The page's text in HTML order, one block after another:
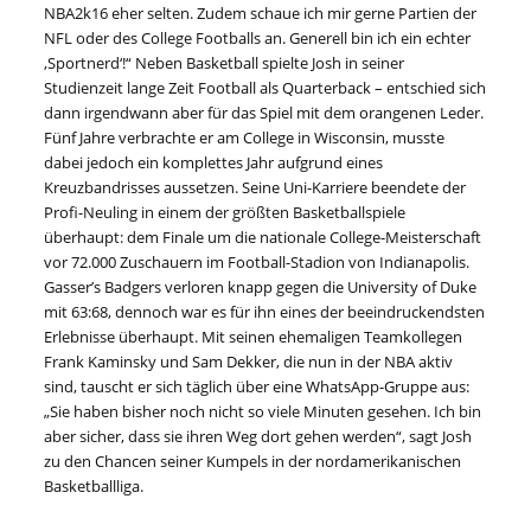
NBA2k16 eher selten. Zudem schaue ich mir gerne Partien der
NFL oder des College Footballs an. Generell bin ich ein echter
,Sportnerd‘!“ Neben Basketball spielte Josh in seiner
Studienzeit lange Zeit Football als Quarterback – entschied sich
dann irgendwann aber für das Spiel mit dem orangenen Leder.
Fünf Jahre verbrachte er am College in Wisconsin, musste
dabei jedoch ein komplettes Jahr aufgrund eines
Kreuzbandrisses aussetzen. Seine Uni-Karriere beendete der
Profi-Neuling in einem der größten Basketballspiele
überhaupt: dem Finale um die nationale College-Meisterschaft
vor 72.000 Zuschauern im Football-Stadion von Indianapolis.
Gasser’s Badgers verloren knapp gegen die University of Duke
mit 63:68, dennoch war es für ihn eines der beeindruckendsten
Erlebnisse überhaupt. Mit seinen ehemaligen Teamkollegen
Frank Kaminsky und Sam Dekker, die nun in der NBA aktiv
sind, tauscht er sich täglich über eine WhatsApp-Gruppe aus:
„Sie haben bisher noch nicht so viele Minuten gesehen. Ich bin
aber sicher, dass sie ihren Weg dort gehen werden“, sagt Josh
zu den Chancen seiner Kumpels in der nordamerikanischen
Basketballliga.